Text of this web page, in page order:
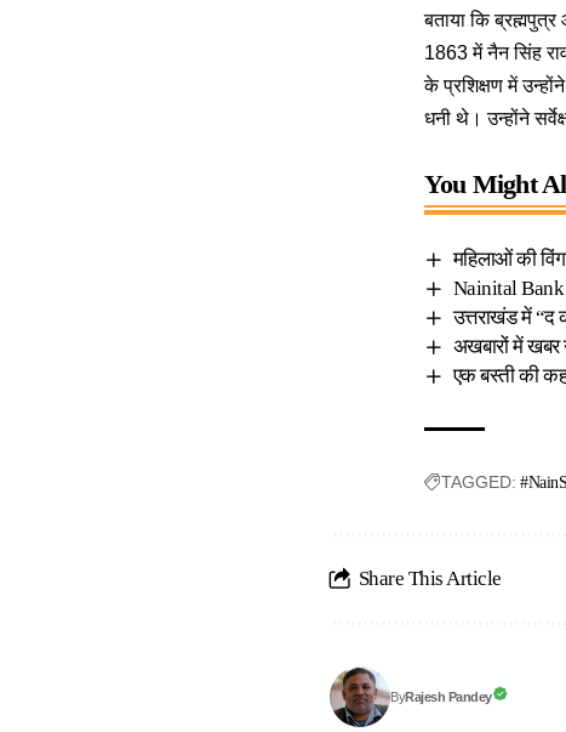
बताया कि
1863 में नैन सिंह
के प्रशिक्षण में
धनी थे। उन्होंने
You Might
महिलाओं की
Nainital Bank
उत्तराखंड में “द
अखबारों में खबर
एक बस्ती की
TAGGED:
Share This Article
ByRajesh Pandey